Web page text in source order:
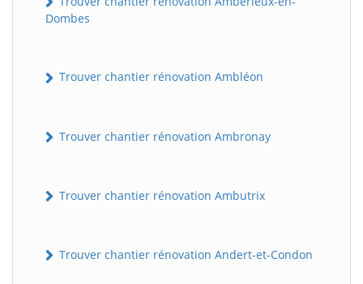
Dombes
Trouver chantier rénovation Ambléon
Trouver chantier rénovation Ambronay
Trouver chantier rénovation Ambutrix
Trouver chantier rénovation Andert-et-Condon